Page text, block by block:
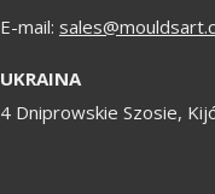
E-mail:
UKRAINA
4 Dniprowskie Szosie,